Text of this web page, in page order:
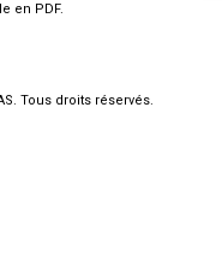
en PDF.
Tous droits réservés.